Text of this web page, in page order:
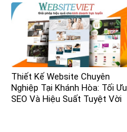
Thiết Kế Website Chuyên
Nghiệp Tại Khánh Hòa: Tối Ưu
SEO Và Hiệu Suất Tuyệt Vời